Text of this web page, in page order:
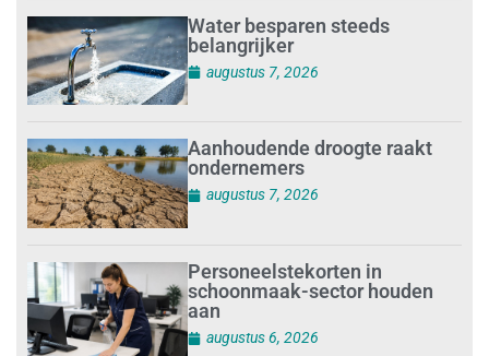
Water besparen steeds
belangrijker
augustus 7, 2026
Aanhoudende droogte raakt
ondernemers
augustus 7, 2026
Personeelstekorten in
schoonmaak-sector houden
aan
augustus 6, 2026